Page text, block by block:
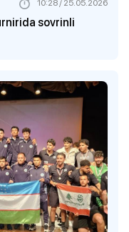
sovrinli
10:28 / 25.05.2026